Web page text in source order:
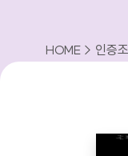
HOME > 인증